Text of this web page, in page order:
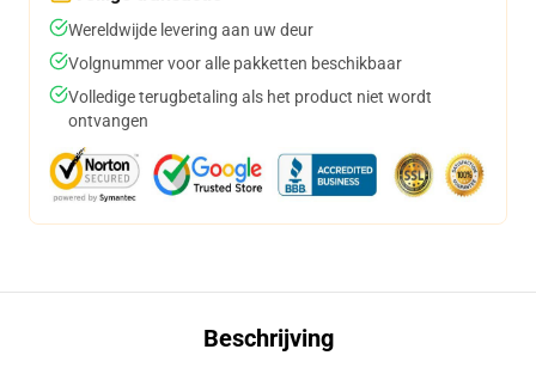
Wereldwijde levering aan uw deur
Volgnummer voor alle pakketten beschikbaar
Volledige terugbetaling als het product niet wordt
ontvangen
Beschrijving